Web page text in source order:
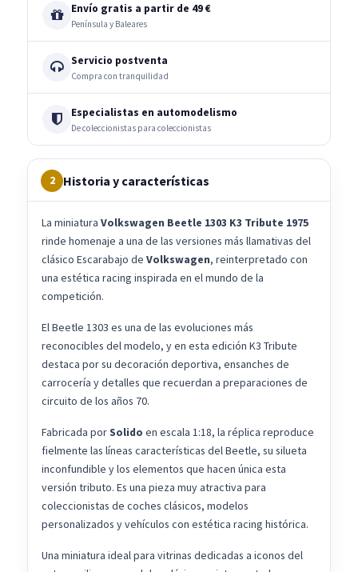
Envío gratis a partir de 49 €
Península y Baleares
Servicio postventa
Compra con tranquilidad
Especialistas en automodelismo
De coleccionistas para coleccionistas
2 Historia y características
La miniatura Volkswagen Beetle 1303 K3 Tribute 1975
rinde homenaje a una de las versiones más llamativas del
clásico Escarabajo de Volkswagen, reinterpretado con
una estética racing inspirada en el mundo de la
competición.
El Beetle 1303 es una de las evoluciones más
reconocibles del modelo, y en esta edición K3 Tribute
destaca por su decoración deportiva, ensanches de
carrocería y detalles que recuerdan a preparaciones de
circuito de los años 70.
Fabricada porSolido en escala 1:18, la réplica reproduce
fielmente las líneas características del Beetle, su silueta
inconfundible y los elementos que hacen única esta
versión tributo. Es una pieza muy atractiva para
coleccionistas de coches clásicos, modelos
personalizados y vehículos con estética racing histórica.
Una miniatura ideal para vitrinas dedicadas a iconos del